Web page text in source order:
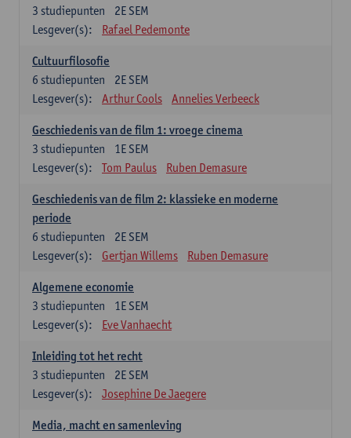
2E SEM
3 studiepunten
Lesgever(s):
Rafael Pedemonte
Cultuurfilosofie
2E SEM
6 studiepunten
Lesgever(s):
Arthur Cools Annelies Verbeeck
Geschiedenis van de film 1: vroege cinema
1E SEM
3 studiepunten
Lesgever(s):
Tom Paulus Ruben Demasure
Geschiedenis van de film 2: klassieke en moderne
periode
2E SEM
6 studiepunten
Lesgever(s):
Gertjan Willems Ruben Demasure
Algemene economie
1E SEM
3 studiepunten
Lesgever(s):
Eve Vanhaecht
Inleiding tot het recht
2E SEM
3 studiepunten
Lesgever(s):
Josephine De Jaegere
Media, macht en samenleving